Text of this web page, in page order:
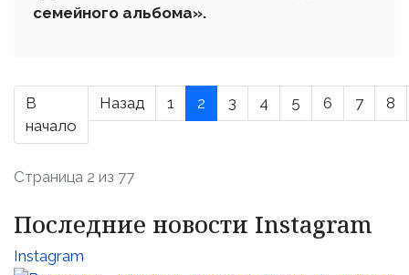
семейного альбома».
В
начало
Назад 1 2 3 4 5 6 7 8
Страница 2 из 77
Последние новости Instagram
Instagram